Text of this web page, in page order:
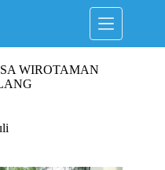
WIROTAMAN